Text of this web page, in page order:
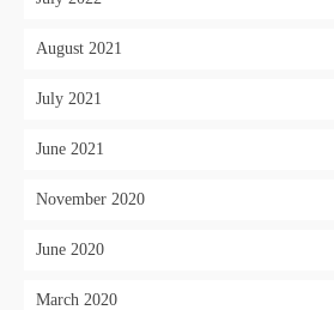
August 2021
July 2021
June 2021
November 2020
June 2020
March 2020